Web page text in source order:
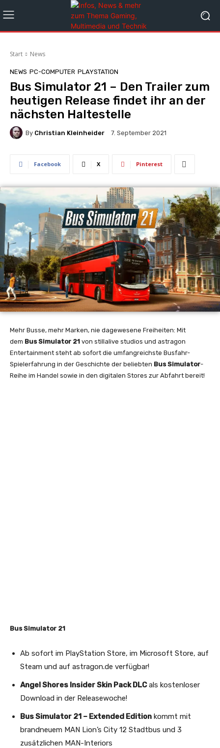
Start News
NEWS PC-COMPUTER PLAYSTATION
Bus Simulator 21 – Den Trailer zum
heutigen Release findet ihr an der
nächsten Haltestelle
By Christian Kleinheider 7. September 2021
Facebook X Pinterest
Mehr Busse, mehr Marken, nie dagewesene Freiheiten: Mit
dem Bus Simulator 21 von stillalive studios und astragon
Entertainment steht ab sofort die umfangreichste Busfahr-
Spielerfahrung in der Geschichte der beliebten Bus Simulator-
Reihe im Handel sowie in den digitalen Stores zur Abfahrt bereit!
Bus Simulator 21
Ab sofort im PlayStation Store, im Microsoft Store, auf
Steam und auf astragon.de verfügbar!
Angel Shores Insider Skin Pack DLCals kostenloser
Download in der Releasewoche!
Bus Simulator 21 – Extended Edition kommt mit
brandneuem MAN Lion’s City 12 Stadtbus und 3
zusätzlichen MAN-Interiors